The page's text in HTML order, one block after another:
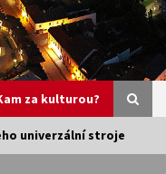
za kulturou?
univerzální stroje